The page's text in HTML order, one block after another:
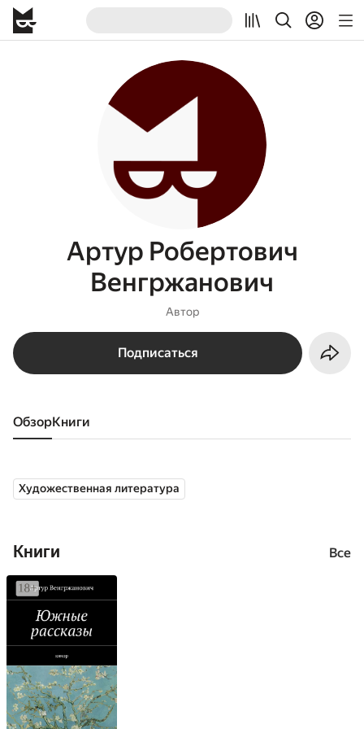
Артур Робертович
Венгржанович
Автор
Подписаться
Обзор книги
Художественная литература
Книги Все